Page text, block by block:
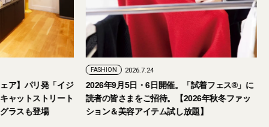
ア】パリ発「イジ
ャットストリート
ラスも登場
FASHION 2026.7.24
2026年9月5日・6日開催。「試着フェス®︎」に
読者の皆さまをご招待。【2026年秋冬ファッ
ション＆美容アイテム試し放題】